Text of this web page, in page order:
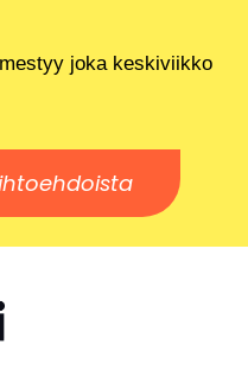
joka keskiviikko